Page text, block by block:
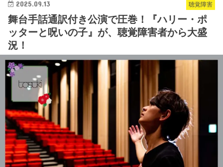
聴覚障害
2025.09.13
舞台手話通訳付き公演で圧巻！『ハリー・ポ
ッターと呪いの子』が、聴覚障害者から大盛
況！